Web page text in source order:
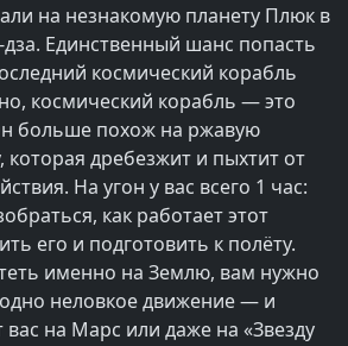
на незнакомую планету Плюк в
дза. Единственный шанс попасть
космический корабль
космический корабль — это
больше похож на ржавую
которая дребезжит и пыхтит от
На угон у вас всего 1 час:
как работает этот
его и подготовить к полёту.
именно на Землю, вам нужно
одно неловкое движение — и
на Марс или даже на «Звезду